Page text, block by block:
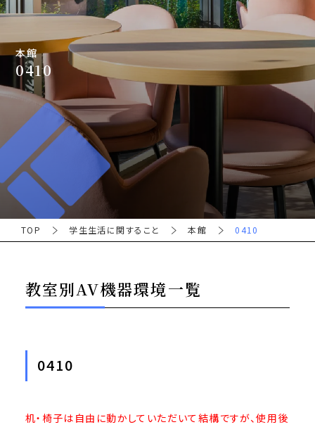
本館
0410
TOP 学生生活に関すること 本館 0410
教室別AV機器環境一覧
0410
机・椅子は自由に動かしていただいて結構ですが、使用後